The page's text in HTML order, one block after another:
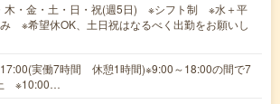
木・金・土・日・祝(週5日) ※シフト制 ※水＋平
※希望休OK、土日祝はなるべく出勤をお願いし
実働7時間 休憩1時間)※9:00～18:00の間で7
※10:00…